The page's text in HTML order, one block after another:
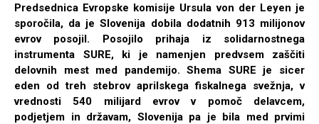
Predsednica Evropske komisije Ursula von der Leyen je
sporočila, da je Slovenija dobila dodatnih 913 milijonov
evrov posojil. Posojilo prihaja iz solidarnostnega
instrumenta SURE, ki je namenjen predvsem zaščiti
delovnih mest med pandemijo. Shema SURE je sicer
eden od treh stebrov aprilskega fiskalnega svežnja, v
vrednosti 540 milijard evrov v pomoč delavcem,
podjetjem in državam, Slovenija pa je bila med prvimi